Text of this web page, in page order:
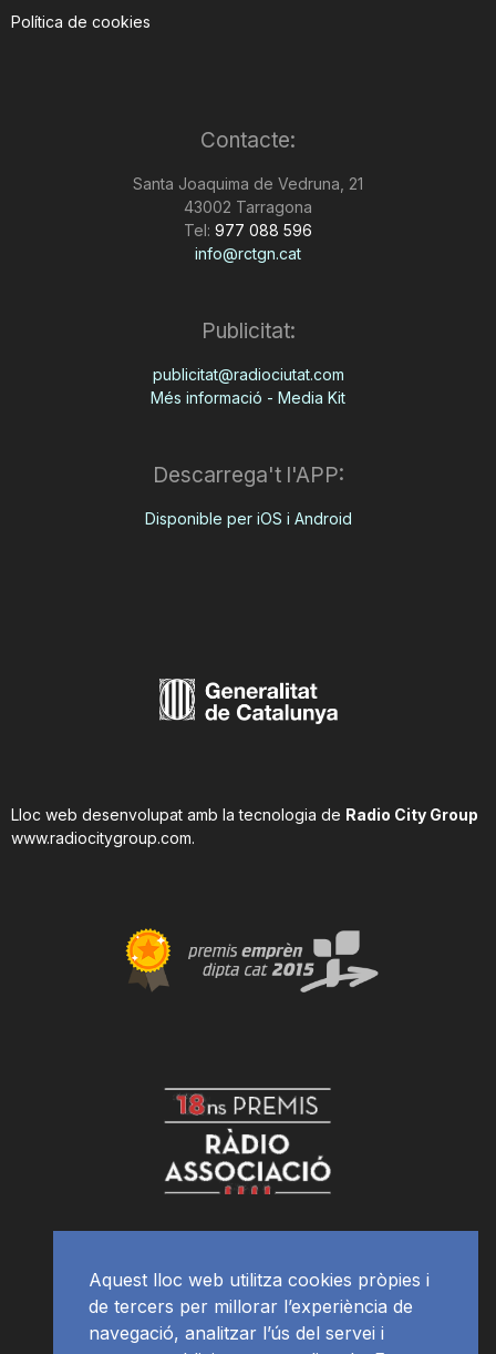
Política de cookies
Contacte:
Santa Joaquima de Vedruna, 21
43002 Tarragona
Tel: 977 088 596
info@rctgn.cat
Publicitat:
publicitat@radiociutat.com
Més informació - Media Kit
Descarrega't l'APP:
Disponible per iOS i Android
Lloc web desenvolupat amb la tecnologia de Radio City Group
www.radiocitygroup.com.
Aquest lloc web utilitza cookies pròpies i
de tercers per millorar l’experiència de
navegació, analitzar l’ús del servei i